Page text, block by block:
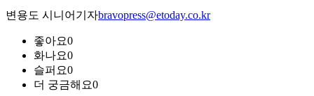
변용도 시니어기자bravopress@etoday.co.kr
좋아요0
화나요0
슬퍼요0
더 궁금해요0